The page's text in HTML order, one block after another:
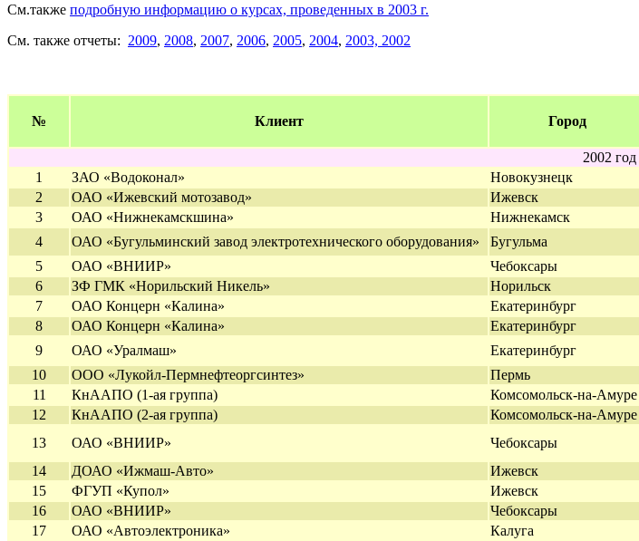
См.также подробную информацию о курсах, проведенных в 2003 г.
См. также отчеты: 2009, 2008, 2007, 2006, 2005, 2004, 2003, 2002
№ Клиент Город
2002 год
1
ЗАО «Водоконал» Новокузнецк
2
ОАО «Ижевский мотозавод» Ижевск
3
ОАО «Нижнекамскшина» Нижнекамск
4
ОАО «Бугульминский завод электротехнического оборудования» Бугульма
5
ОАО «ВНИИР» Чебоксары
6
ЗФ ГМК «Норильский Никель» Норильск
7
ОАО Концерн «Калина» Екатеринбург
8
ОАО Концерн «Калина» Екатеринбург
9
ОАО «Уралмаш» Екатеринбург
10
ООО «Лукойл-Пермнефтеоргсинтез» Пермь
11
КнААПО (1-ая группа) Комсомольск-на-Амуре
12
КнААПО (2-ая группа) Комсомольск-на-Амуре
13
ОАО «ВНИИР» Чебоксары
14
ДОАО «Ижмаш-Авто» Ижевск
15
ФГУП «Купол» Ижевск
16
ОАО «ВНИИР» Чебоксары
17
ОАО «Автоэлектроника» Калуга